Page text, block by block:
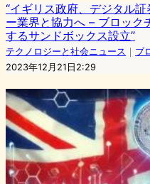
“イギリス政府、デジタル
ー業界と協力へ – ブロック
するサンドボックス設立”
テクノロジーと社会ニュース ｜ ブ
2023年12月21日2:29